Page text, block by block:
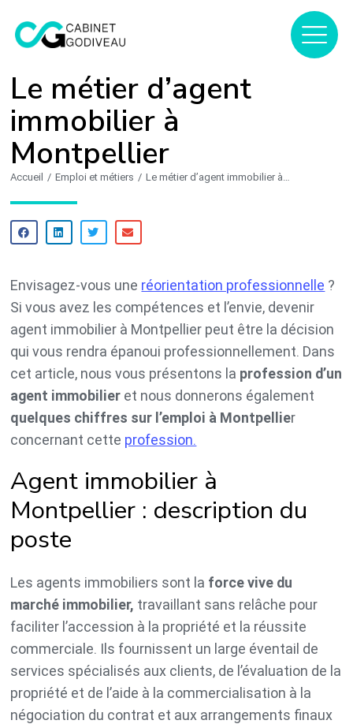
Le métier d’agent
immobilier à
Montpellier
Vous êtes ici :
Accueil Emploi et métiers Le métier d’agent immobilier à…
Envisagez-vous une réorientation professionnelle ?
Si vous avez les compétences et l’envie, devenir
agent immobilier à Montpellier peut être la décision
qui vous rendra épanoui professionnellement. Dans
cet article, nous vous présentons la profession d’un
agent immobilier et nous donnerons également
quelques chiffres sur l’emploi à Montpellier
concernant cette profession.
Agent immobilier à
Montpellier : description du
poste
Les agents immobiliers sont la force vive du
marché immobilier, travaillant sans relâche pour
faciliter l’accession à la propriété et la réussite
commerciale. Ils fournissent un large éventail de
services spécialisés aux clients, de l’évaluation de la
propriété et de l’aide à la commercialisation à la
négociation du contrat et aux arrangements finaux